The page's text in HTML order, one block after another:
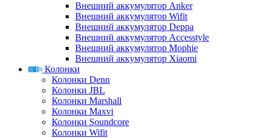
Внешний аккумулятор Anker
Внешний аккумулятор Wifit
Внешний аккумулятор Deppa
Внешний аккумулятор Accesstyle
Внешний аккумулятор Mophie
Внешний аккумулятор Xiaomi
Колонки
Колонки Denn
Колонки JBL
Колонки Marshall
Колонки Maxvi
Колонки Soundcore
Колонки Wifit